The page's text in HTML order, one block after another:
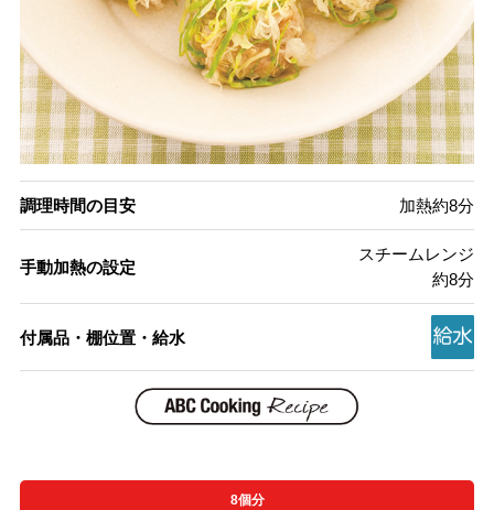
調理時間の目安 加熱約8分
手動加熱の設定
スチームレンジ
約8分
付属品・棚位置・給水
8個分